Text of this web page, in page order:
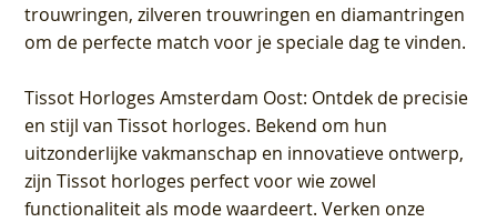
trouwringen, zilveren trouwringen en diamantringen
om de perfecte match voor je speciale dag te vinden.
Tissot Horloges Amsterdam Oost: Ontdek de precisie
en stijl van Tissot horloges. Bekend om hun
uitzonderlijke vakmanschap en innovatieve ontwerp,
zijn Tissot horloges perfect voor wie zowel
functionaliteit als mode waardeert. Verken onze